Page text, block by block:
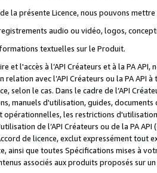
de la présente Licence, nous pouvons
audio ou vidéo, logos,
textuelles sur le Produit.
et l'accès à l’API Créateurs et à la PA
relation avec l’API Créateurs ou la PA
selon le cas. Dans le cadre de l’API
manuels d'utilisation, guides,
les restrictions
de l’API Créateurs ou de la PA
de licence, exclut expressément tout
ainsi que toutes Spécifications mises à
associés aux produits proposés sur